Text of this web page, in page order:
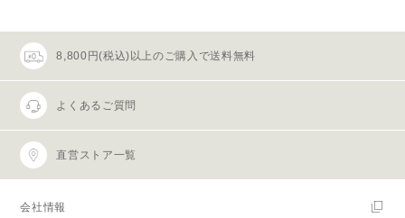
8,800円(税込)以上のご購入で送料無料
よくあるご質問
直営ストア一覧
会社情報